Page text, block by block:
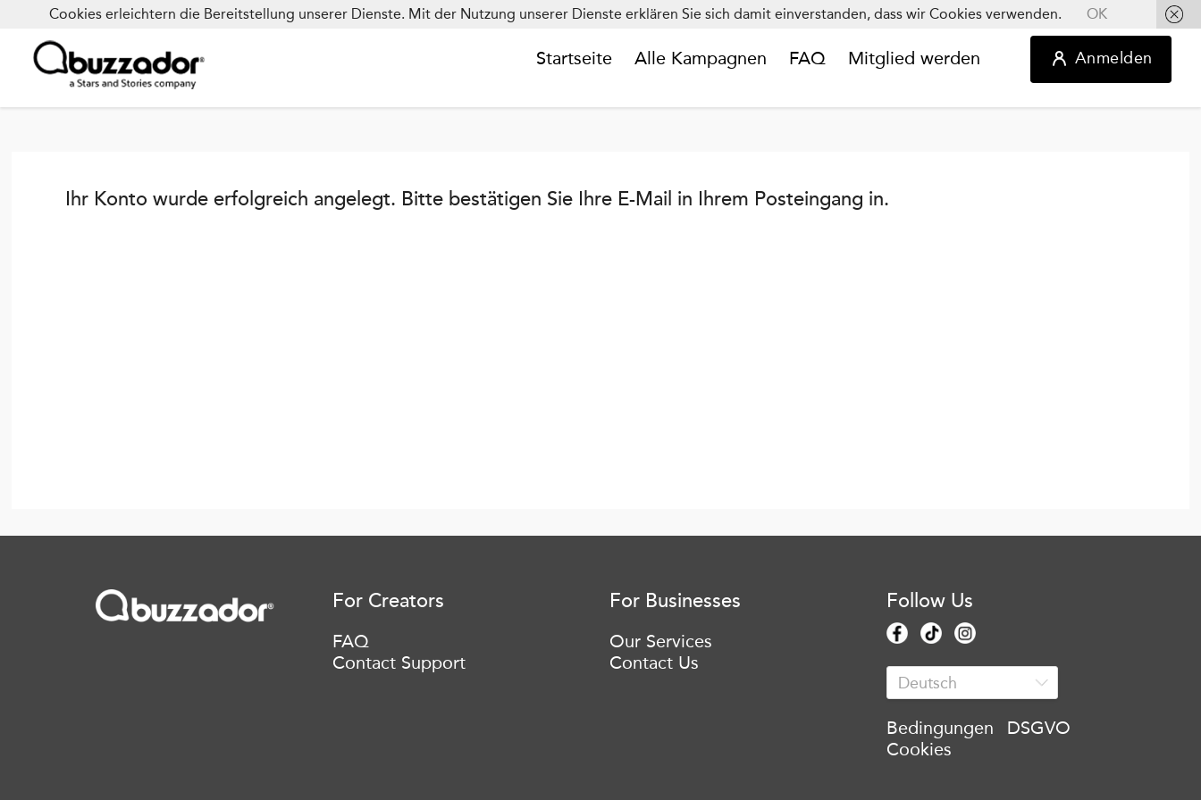
Startseite Alle Kampagnen FAQ Mitglied werden Anmelden
Ihr Konto wurde erfolgreich angelegt. Bitte bestätigen Sie Ihre E-Mail in Ihrem Posteingang in.
For Creators
FAQ
Contact Support
For Businesses
Our Services
Contact Us
Follow Us
Bedingungen
DSGVO
Cookies
Cookies erleichtern die Bereitstellung unserer Dienste. Mit der Nutzung unserer Dienste erklären Sie sich damit einverstanden, dass wir Cookies verwenden. OK